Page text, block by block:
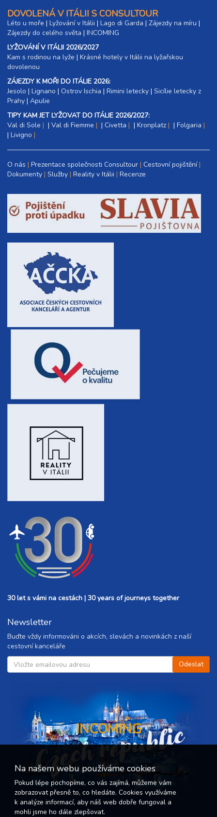
DOVOLENÁ V ITÁLII S CONSULTOUR
Léto u moře | Lyžování v Itálii | Lago di Garda | Zájezdy na míru |
Zájezdy do celého světa | INCOMING
LYŽOVÁNÍ V ITÁLII 2026/2027
Kam s rodinou na lyže |​ Krásné hotely v Itálii na lyžařskou
dovolenou
ZÁJEZDY K MOŘI DO ITÁLIE 2026:
Jesolo | Lignano | Ostrov Ischia | Rimini letecky | Sicílie letecky z
Prahy | Apulie
TIPY KAM JET LYŽOVAT DO ITÁLIE 2026/2027:
Val di Sole
| Val di Fiemme | Civetta | Kronplatz | Folgaria
| Livigno
O nás Prezentace společnosti Consultour Cestovní pojištění
Dokumenty Služby Reality v Itálii Recenze
30 let s vámi na cestách | 30 years of journeys together
Newsletter
Buďte vždy informováni o akcích, slevách a novinkách z naší
cestovní kanceláře
INCOMING
Czech republic
Na našem webu používáme cookies
Pokud lépe pochopíme, co vás zajímá, můžeme vám
zobrazovat přesně to, co hledáte. Cookies využíváme
k analýze informací, aby náš web dobře fungoval a
mohli jsme ho dále zlepšovat.